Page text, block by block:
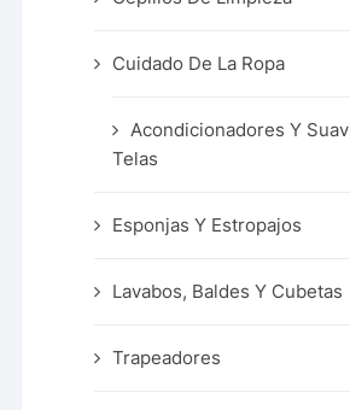
Cuidado De La Ropa
Acondicionadores Y
Telas
Esponjas Y Estropajos
Lavabos, Baldes Y Cubetas
Trapeadores